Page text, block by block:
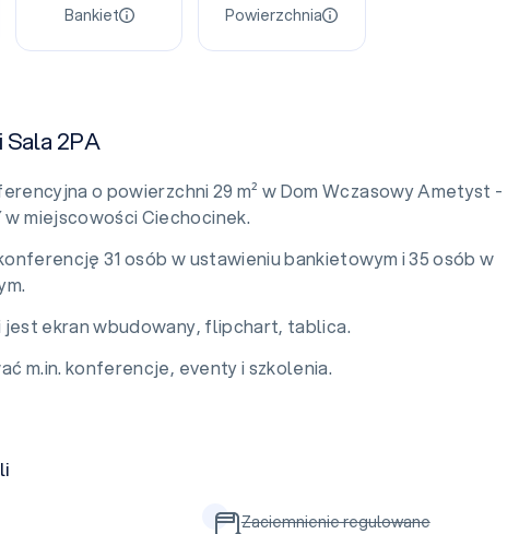
Bankiet Powierzchnia
2PA
o powierzchni 29 m² w Dom Wczasowy Ametyst -
w miejscowości Ciechocinek.
31 osób w ustawieniu bankietowym i 35 osób w
jest ekran wbudowany, flipchart, tablica.
m.in. konferencje, eventy i szkolenia.
Zaciemnienie regulowane